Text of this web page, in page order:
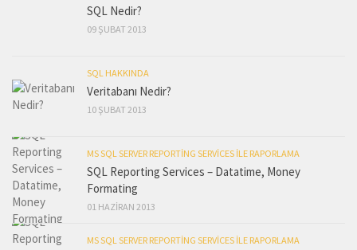
SQL Nedir?
09 ŞUBAT 2013
SQL HAKKINDA
Veritabanı Nedir?
10 ŞUBAT 2013
MS SQL SERVER REPORTING SERVICES ILE RAPORLAMA
SQL Reporting Services – Datatime, Money
Formating
01 HAZIRAN 2013
MS SQL SERVER REPORTING SERVICES ILE RAPORLAMA